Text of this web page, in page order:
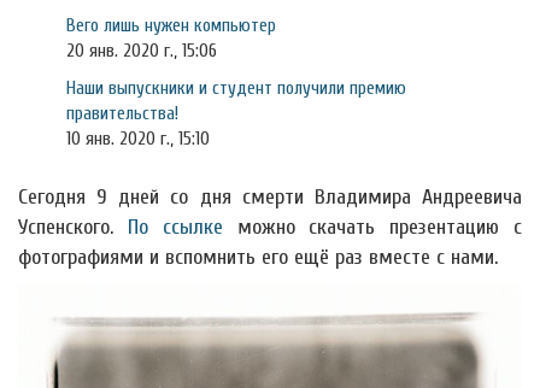
Вего лишь нужен компьютер
20 янв. 2020 г., 15:06
Наши выпускники и студент получили премию
правительства!
10 янв. 2020 г., 15:10
Сегодня 9 дней со дня смерти Владимира Андреевича
Успенского. По ссылке можно скачать презентацию с
фотографиями и вспомнить его ещё раз вместе с нами.